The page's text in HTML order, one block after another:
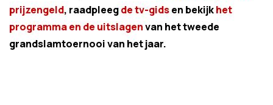
prijzengeld, raadpleegde tv-gidsen bekijkhet
programma en de uitslagenvan het tweede
grandslamtoernooi van het jaar.